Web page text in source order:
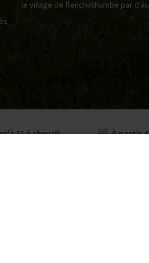
le village de Renchinlhumbe par
11 à cheval) À partir